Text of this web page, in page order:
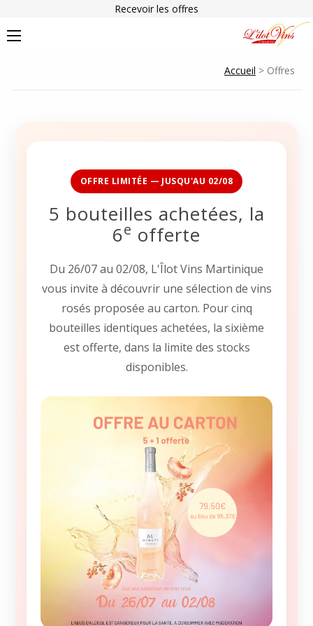
Recevoir les offres
Accueil > Offres
OFFRE LIMITÉE — JUSQU'AU 02/08
5 bouteilles achetées, la
6e offerte
Du 26/07 au 02/08, L'Îlot Vins Martinique
vous invite à découvrir une sélection de vins
rosés proposée au carton. Pour cinq
bouteilles identiques achetées, la sixième
est offerte, dans la limite des stocks
disponibles.